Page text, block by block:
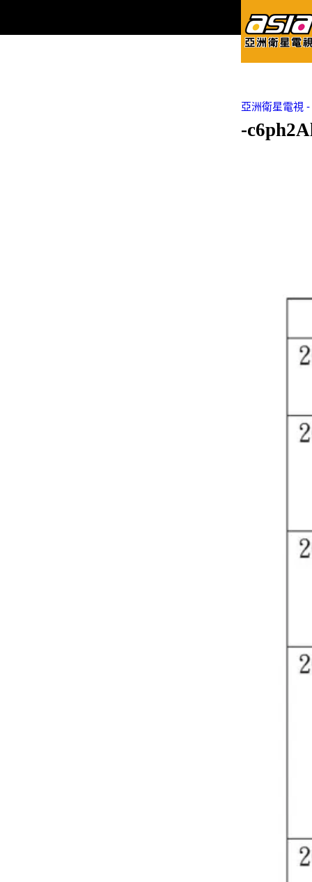
亞洲衛星電視
-